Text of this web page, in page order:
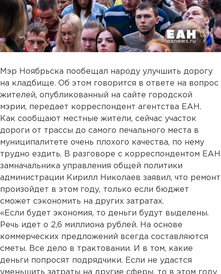
Мэр Ноябрьска пообещал народу улучшить дорогу
на кладбище. Об этом говорится в ответе на вопрос
жителей, опубликованный на сайте городской
мэрии, передает корреспондент агентства ЕАН.
Как сообщают местные жители, сейчас участок
дороги от трассы до самого печального места в
муниципалитете очень плохого качества, по нему
трудно ездить. В разговоре с корреспондентом ЕАН
замначальника управления общей политики
администрации Кирилл Николаев заявил, что ремонт
произойдет в этом году, только если бюджет
сможет сэкономить на других затратах.
«Если будет экономия, то деньги будут выделены.
Речь идет о 2,6 миллиона рублей. На основе
коммерческих предложений всегда составляются
сметы. Все дело в трактовании. И в том, какие
деньги попросят подрядчики. Если не удастся
уменьшить затраты на другие сферы, то в этом году